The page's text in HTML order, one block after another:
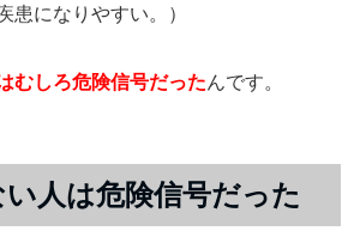
患になりやすい。）
むしろ危険信号だったんです。
人は危険信号だった